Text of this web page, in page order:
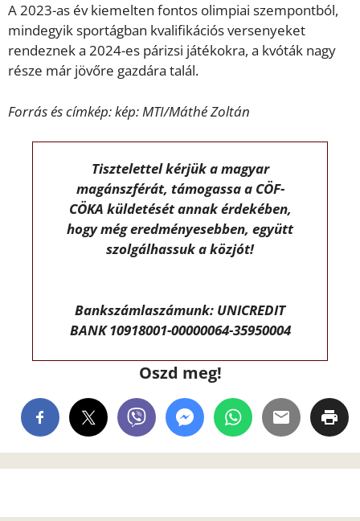
A 2023-as év kiemelten fontos olimpiai szempontból,
mindegyik sportágban kvalifikációs versenyeket
rendeznek a 2024-es párizsi játékokra, a kvóták nagy
része már jövőre gazdára talál.
Forrás és címkép: kép: MTI/Máthé Zoltán
Tisztelettel kérjük a magyar
magánszférát, támogassa a CÖF-
CÖKA küldetését annak érdekében,
hogy még eredményesebben, együtt
szolgálhassuk a közjót!
Bankszámlaszámunk: UNICREDIT
BANK 10918001-00000064-35950004
Oszd meg!